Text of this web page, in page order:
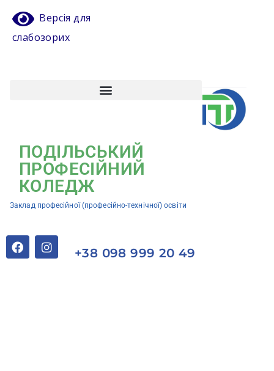
Версія для
слабозорих
ПОДІЛЬСЬКИЙ
ПРОФЕСІЙНИЙ
КОЛЕДЖ
Заклад професійної (професійно-технічної) освіти
+38 098 999 20 49